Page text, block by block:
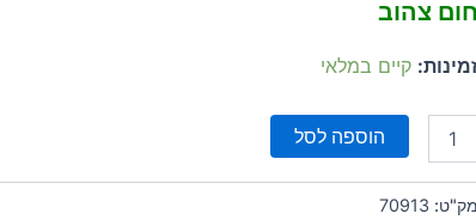
חום צהוב
קיים במלאי
הוספה לסל
מק"ט: 70913